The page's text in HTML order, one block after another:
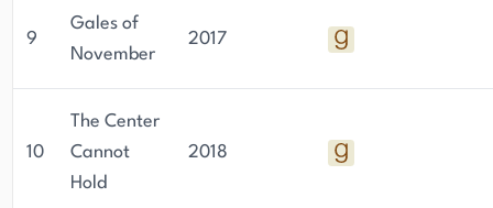
9
Gales of
November
2017
10
The Center
Cannot
Hold
2018